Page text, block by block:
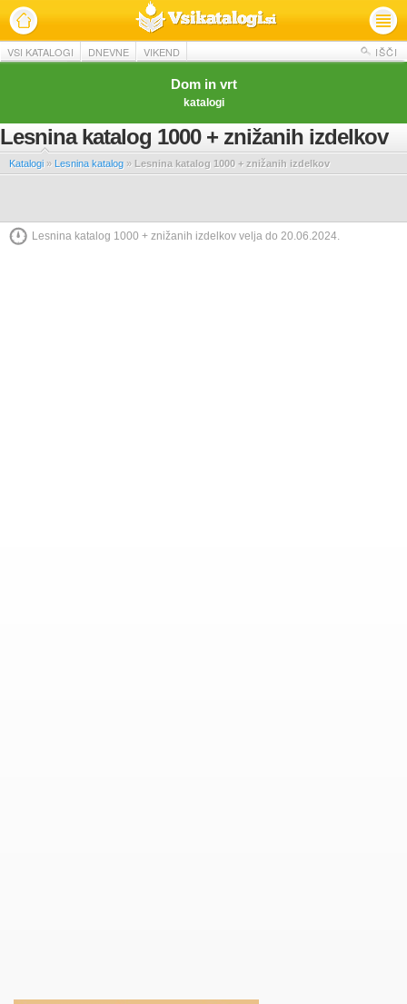
VSI KATALOGI DNEVNE VIKEND IŠČI
Dom in vrt
katalogi
Lesnina katalog 1000 + znižanih izdelkov
Katalogi » Lesnina katalog » Lesnina katalog 1000 + znižanih izdelkov
Lesnina katalog 1000 + znižanih izdelkov velja do 20.06.2024.